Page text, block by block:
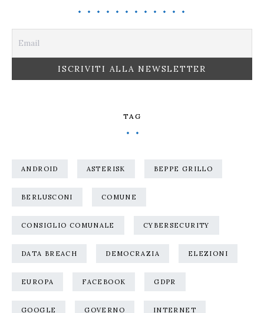
TAG
ANDROID ASTERISK BEPPE GRILLO
BERLUSCONI COMUNE
CONSIGLIO COMUNALE CYBERSECURITY
DATA BREACH DEMOCRAZIA ELEZIONI
EUROPA FACEBOOK GDPR
GOOGLE GOVERNO INTERNET